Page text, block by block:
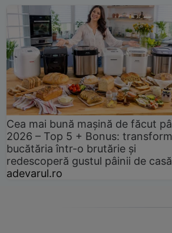
Cea mai bună mașină de făcut
2026 – Top 5 + Bonus:
bucătăria într-o brutărie și
redescoperă gustul pâinii de casă
adevarul.ro